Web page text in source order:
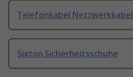
Telefonkabel Netzwerkkabel
Sixton Sicherheitsschuhe